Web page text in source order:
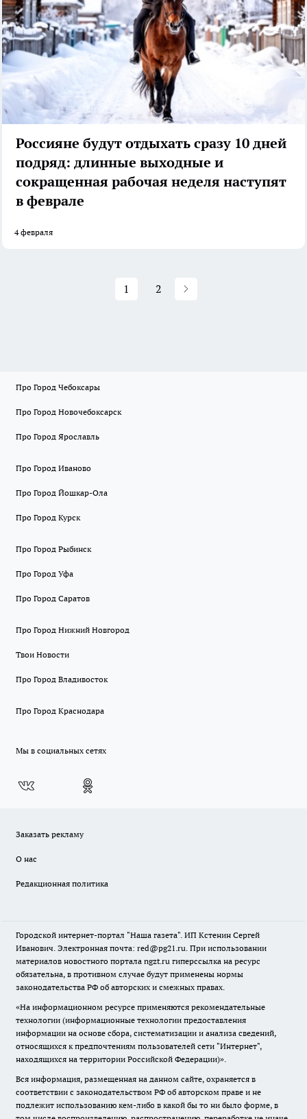
Россияне будут отдыхать сразу 10 дней
подряд: длинные выходные и
сокращенная рабочая неделя наступят
в феврале
4 февраля
1 2
Про Город Чебоксары
Про Город Новочебоксарск
Про Город Ярославль
Про Город Иваново
Про Город Йошкар-Ола
Про Город Курск
Про Город Рыбинск
Про Город Уфа
Про Город Саратов
Про Город Нижний Новгород
Твои Новости
Про Город Владивосток
Про Город Краснодара
Мы в социальных сетях
Заказать рекламу
О нас
Редакционная политика
Городской интернет-портал "Наша газета". ИП Кстенин Сергей
Иванович. Электронная почта: red@pg21.ru. При использовании
материалов новостного портала ngzt.ru гиперссылка на ресурс
обязательна, в противном случае будут применены нормы
законодательства РФ об авторских и смежных правах.
«На информационном ресурсе применяются рекомендательные
технологии (информационные технологии предоставления
информации на основе сбора, систематизации и анализа сведений,
относящихся к предпочтениям пользователей сети "Интернет",
находящихся на территории Российской Федерации)».
Вся информация, размещенная на данном сайте, охраняется в
соответствии с законодательством РФ об авторском праве и не
подлежит использованию кем-либо в какой бы то ни было форме, в